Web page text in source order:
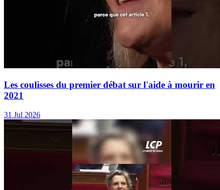
Les coulisses du premier débat sur l'aide à mourir en
2021
31 Jul 2026